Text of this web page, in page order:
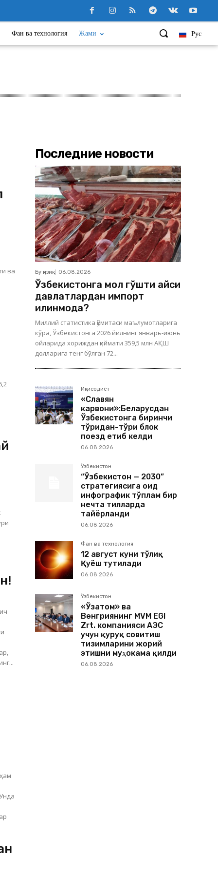
Рус
Фан ва технология Жами
Последние новости
Бу қизиқ 06.08.2026
Ўзбекистонга мол гўшти қайси
давлатлардан импорт
қилинмоқда?
Миллий статистика қўмитаси маълумотларига
кўра, Ўзбекистонга 2026 йилнинг январь-июнь
ойларида хориждан қиймати 359,5 млн АҚШ
долларига тенг бўлган 72...
Иқтисодиёт
«Славян
карвони»:Беларусдан
Ўзбекистонга биринчи
тўғридан-тўғри блок
поезд етиб келди
06.08.2026
Ўзбекистон
“Ўзбекистон — 2030”
стратегиясига оид
инфографик тўплам бир
нечта тилларда
тайёрланди
06.08.2026
Фан ва технология
12 август куни тўлиқ
Қуёш тутилади
06.08.2026
Ўзбекистон
«Ўзатом» ва
Венгриянинг MVM EGI
Zrt. компанияси АЭС
учун қуруқ совитиш
тизимларини жорий
этишни муҳокама қилди
06.08.2026